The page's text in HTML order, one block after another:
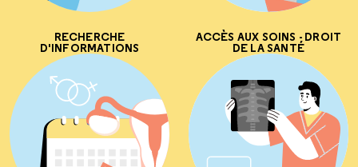
RECHERCHE
D'INFORMATIONS
ACCÈS AUX SOINS - DROIT
DE LA SANTÉ